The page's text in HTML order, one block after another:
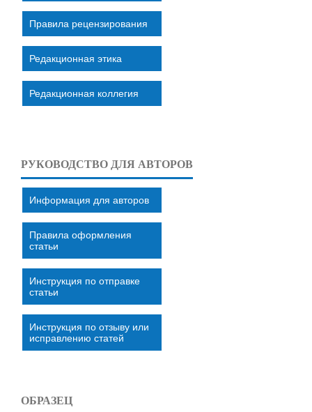
Правила рецензирования
Редакционная этика
Редакционная коллегия
РУКОВОДСТВО ДЛЯ АВТОРОВ
Информация для авторов
Правила оформления
статьи
Инструкция по отправке
статьи
Инструкция по отзыву или
исправлению статей
ОБРАЗЕЦ